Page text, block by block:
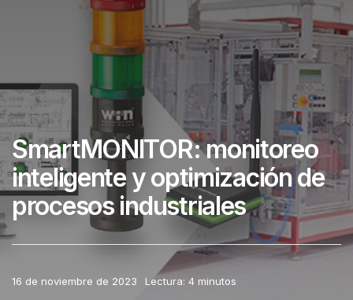
SmartMONITOR: monitoreo
inteligente y optimización de
procesos industriales
16 de noviembre de 2023 Lectura: 4 minutos